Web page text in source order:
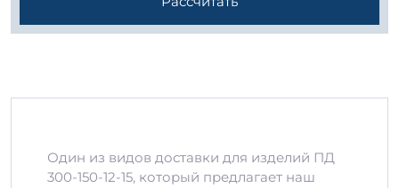
Один из видов доставки для изделий ПД
300-150-12-15, который предлагает наш